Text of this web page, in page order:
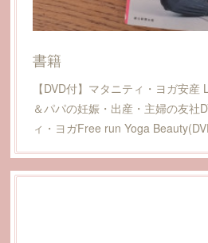
書籍
【DVD付】マタニティ・ヨガ安産
＆パパの妊娠・出産・主婦の友
ィ・ヨガFree run Yoga